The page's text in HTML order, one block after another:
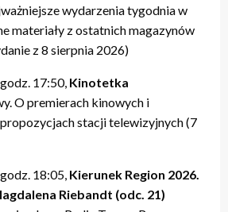
wydarzenia tygodnia w
materiały z ostatnich magazynów
z 8 sierpnia 2026)
17:50, Kinotetka
O premierach kinowych i
stacji telewizyjnych (7
18:05, Kierunek Region 2026.
Riebandt (odc. 21)